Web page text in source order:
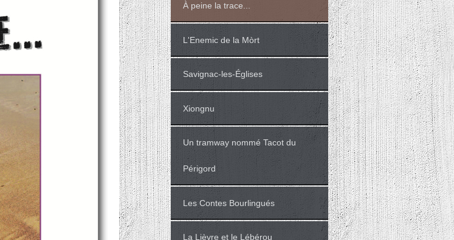
À peine la trace...
L'Enemic de la Mòrt
Savignac-les-Églises
Xiongnu
Un tramway nommé Tacot du
Périgord
Les Contes Bourlingués
La Lièvre et le Lébérou